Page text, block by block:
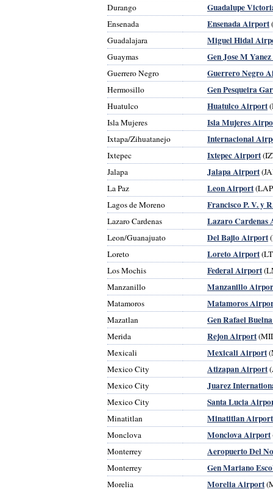
Durango Guadalupe
Ensenada Ensenada Airport
Guadalajara
Miguel Hidal
Guaymas Gen Jose M
Guerrero Negro Guerrero Negro
Hermosillo Gen Pesqueira
Huatulco Huatulco Airport
Isla Mujeres
Isla Mujeres
Ixtapa/Zihuatanejo Internacional
Ixtepec Ixtepec Airport
Jalapa
Jalapa Airport
La Paz
Leon Airport
Lagos de Moreno
Francisco P. V. y
Lazaro Cardenas Lazaro Cardenas
Leon/Guanajuato Del Bajio Airport
Loreto
Loreto Airport
Los Mochis
Federal Airport
Manzanillo
Manzanillo
Matamoros Matamoros
Mazatlan Gen Rafael
Merida Rejon Airport
Mexicali
Mexicali Airport
Mexico City
Atizapan Airport
Mexico City
Juarez
Mexico City Santa Lucia
Minatitlan Minatitlan Airport
Monclova Monclova Airport
Monterrey
Aeropuerto Del
Monterrey Gen Mariano
Morelia Morelia Airport